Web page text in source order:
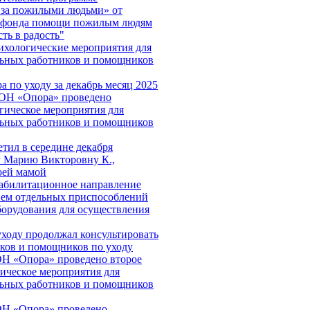
пожилыми людьми» от
фонда помощи пожилым людям
в радость"
мероприятия для
работников и помощников
по уходу за декабрь месяц 2025
«Опора» проведено
мероприятия для
работников и помощников
в середине декабря
Марию Викторовну К.,
мамой
направление
отдельных приспособлений
для осуществления
продолжал консультировать
и помощников по уходу
«Опора» проведено второе
мероприятия для
работников и помощников